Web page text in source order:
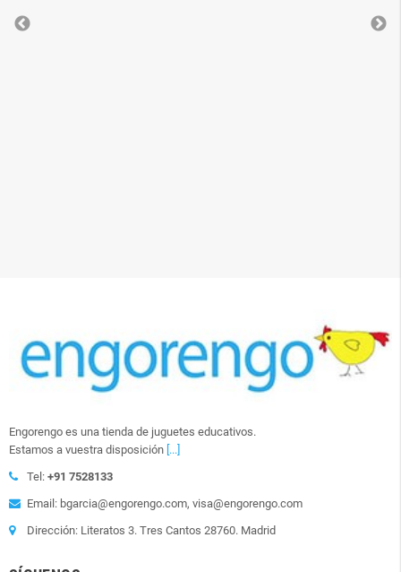
Engorengo es una tienda de juguetes educativos.
Estamos a vuestra disposición [...]
Tel: +91 7528133
Email: bgarcia@engorengo.com, visa@engorengo.com
Dirección: Literatos 3. Tres Cantos 28760. Madrid